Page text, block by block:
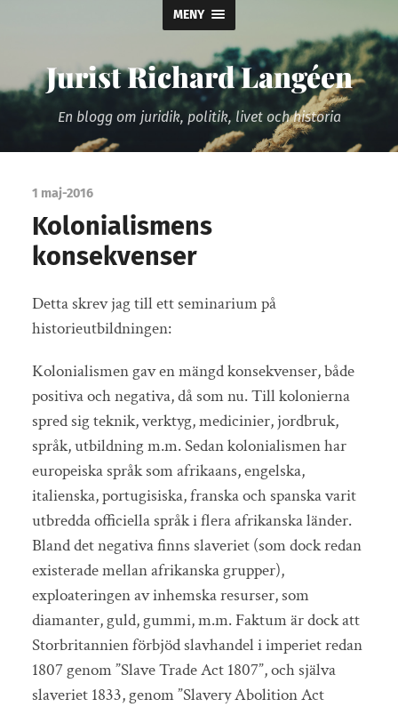
MENY
Jurist Richard Langéen
En blogg om juridik, politik, livet och historia
1 maj-2016
Kolonialismens
konsekvenser
Detta skrev jag till ett seminarium på
historieutbildningen:
Kolonialismen gav en mängd konsekvenser, både
positiva och negativa, då som nu. Till kolonierna
spred sig teknik, verktyg, medicinier, jordbruk,
språk, utbildning m.m. Sedan kolonialismen har
europeiska språk som afrikaans, engelska,
italienska, portugisiska, franska och spanska varit
utbredda officiella språk i flera afrikanska länder.
Bland det negativa finns slaveriet (som dock redan
existerade mellan afrikanska grupper),
exploateringen av inhemska resurser, som
diamanter, guld, gummi, m.m. Faktum är dock att
Storbritannien förbjöd slavhandel i imperiet redan
1807 genom ”Slave Trade Act 1807”, och själva
slaveriet 1833, genom ”Slavery Abolition Act